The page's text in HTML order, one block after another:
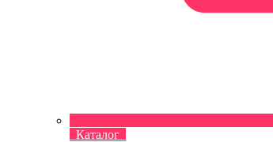
Каталог